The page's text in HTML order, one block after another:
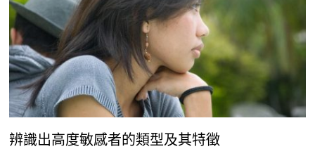
辨識出高度敏感者的類型及其特徵